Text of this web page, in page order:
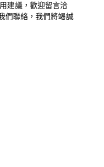
建議，歡迎留言洽
們聯絡，我們將竭誠